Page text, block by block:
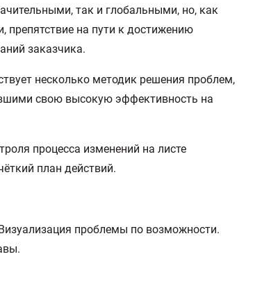
так и глобальными, но, как
препятствие на пути к достижению
заказчика.
несколько методик решения проблем,
свою высокую эффективность на
процесса изменений на листе
план действий.
проблемы по возможности.